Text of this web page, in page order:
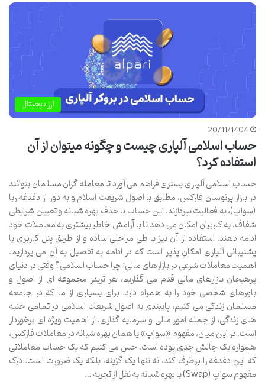
ارز دیجیتال
20/11/1404
حساب اسلامی آلپاری چیست و چگونه میتوان از آن
استفاده کرد؟
حساب اسلامی آلپاری بستری فراهم می آورد تا معامله گران مسلمان بتوانند
در بازار پرنوسان فارکس، مطابق با اصول شریعت اسلام و به دور از دغدغه ربا
(سواپ)، به فعالیت بپردازند. این حساب با حذف بهره شبانه و تعیین شرایطی
شفاف، به کاربران امکان می دهد تا با آرامش خاطر بیشتری به معاملات خود
ادامه دهند. استفاده از آن نیز با طی مراحلی ساده و از طریق پنل کاربری یا
پشتیبانی آلپاری امکان پذیر است که در ادامه به تفصیل به آن می پردازیم.
اهمیت معاملات شرعی در بازارهای مالی: چرا حساب اسلامی؟ وقتی در دنیای
پرهیجان بازارهای مالی قدم می گذاریم، هر تریدر مجموعه ای از اصول و
باورهای شخصی خود را به همراه دارد. برای بسیاری از ما که در جامعه
مسلمان زندگی می کنیم، پایبندی به اصول شریعت اسلامی در تمامی جنبه
های زندگی، از جمله امور مالی و سرمایه گذاری، از اهمیت ویژه ای برخوردار
است. در این میان، مفهوم «سواپ» یا همان بهره شبانه در معاملات فارکس،
همواره یک چالش جدی بوده است. حس می کنیم که یک حساب معاملاتی
که این دغدغه را برطرف کند، نه تنها یک گزینه، بلکه یک ضرورت است. درک
مفهوم سواپ (Swap) یا بهره شبانه به نقل از تجربه …